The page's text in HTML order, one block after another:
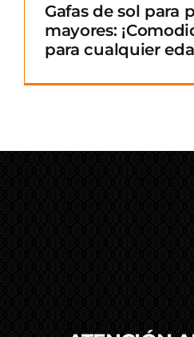
Gafas de sol para
mayores:
para cualquier